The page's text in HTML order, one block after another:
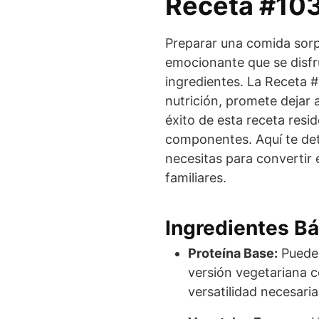
Preparar una comida
emocionante que se
ingredientes. La Receta
nutrición, promete dejar
éxito de esta receta
componentes. Aquí te
necesitas para convertir
familiares.
Ingredientes
Proteína Base:
versión vegetariana
versatilidad